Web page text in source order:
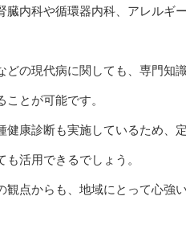
臓内科や循環器内科、アレルギ
どの現代病に関しても、専門知
とが可能です。
健康診断も実施しているため、
活用できるでしょう。
観点からも、地域にとって心強